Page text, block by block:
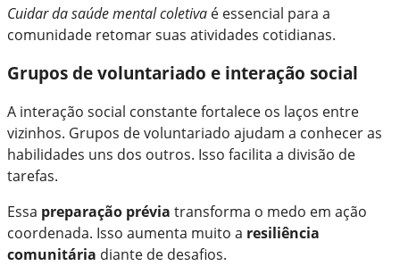
Cuidar da saúde mental coletiva é essencial para a
comunidade retomar suas atividades cotidianas.
Grupos de voluntariado e interação social
A interação social constante fortalece os laços entre
vizinhos. Grupos de voluntariado ajudam a conhecer as
habilidades uns dos outros. Isso facilita a divisão de
tarefas.
Essa preparação prévia transforma o medo em ação
coordenada. Isso aumenta muito a resiliência
comunitária diante de desafios.